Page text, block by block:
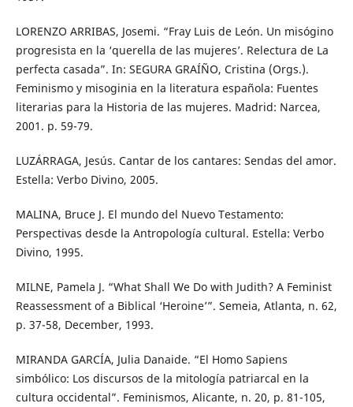
LORENZO ARRIBAS, Josemi. “Fray Luis de León. Un misógino
progresista en la ‘querella de las mujeres’. Relectura de La
perfecta casada”. In: SEGURA GRAÍÑO, Cristina (Orgs.).
Feminismo y misoginia en la literatura española: Fuentes
literarias para la Historia de las mujeres. Madrid: Narcea,
2001. p. 59-79.
LUZÁRRAGA, Jesús. Cantar de los cantares: Sendas del amor.
Estella: Verbo Divino, 2005.
MALINA, Bruce J. El mundo del Nuevo Testamento:
Perspectivas desde la Antropología cultural. Estella: Verbo
Divino, 1995.
MILNE, Pamela J. “What Shall We Do with Judith? A Feminist
Reassessment of a Biblical ‘Heroine’”. Semeia, Atlanta, n. 62,
p. 37-58, December, 1993.
MIRANDA GARCÍA, Julia Danaide. “El Homo Sapiens
simbólico: Los discursos de la mitología patriarcal en la
cultura occidental”. Feminismos, Alicante, n. 20, p. 81-105,